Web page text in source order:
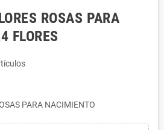
ROSAS PARA
FLORES
PARA NACIMIENTO